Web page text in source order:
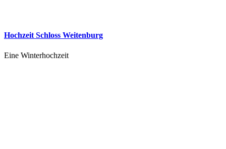
Hochzeit Schloss Weitenburg
Eine Winterhochzeit